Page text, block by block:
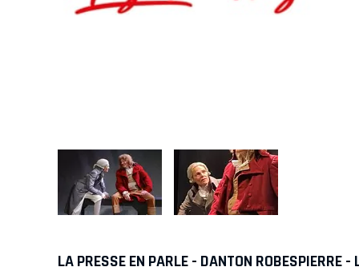
LA PRESSE EN PARLE - DANTON ROBESPIERRE